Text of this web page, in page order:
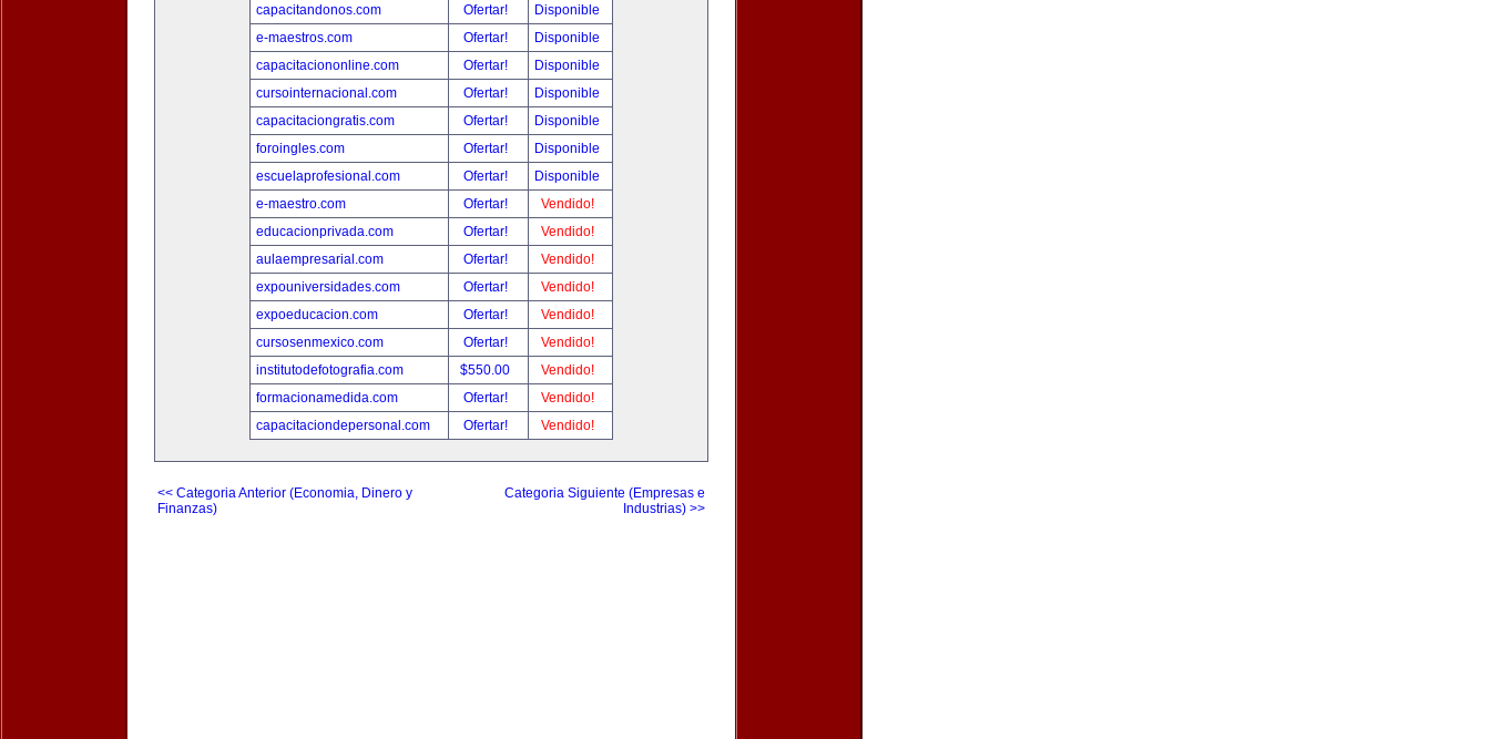
capacitandonos.com
Ofertar!
Disponible
e-maestros.com
Ofertar!
Disponible
capacitaciononline.com
Ofertar!
Disponible
cursointernacional.com
Ofertar!
Disponible
capacitaciongratis.com
Ofertar!
Disponible
foroingles.com
Ofertar!
Disponible
escuelaprofesional.com
Ofertar!
Disponible
e-maestro.com
Ofertar!
Vendido!
educacionprivada.com
Ofertar!
Vendido!
aulaempresarial.com
Ofertar!
Vendido!
expouniversidades.com
Ofertar!
Vendido!
expoeducacion.com
Ofertar!
Vendido!
cursosenmexico.com
Ofertar!
Vendido!
institutodefotografia.com
$550.00
Vendido!
formacionamedida.com
Ofertar!
Vendido!
capacitaciondepersonal.com
Ofertar! Vendido!
<< Categoria Anterior (Economia, Dinero y
Finanzas)
Categoria Siguiente (Empresas e
Industrias) >>